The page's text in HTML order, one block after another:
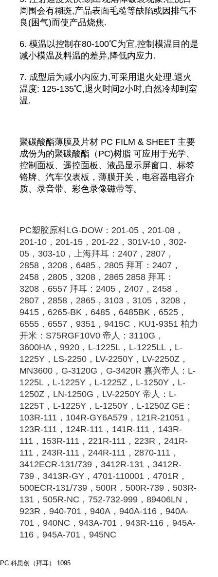
周围会有糊斑,产品表面毛糙等缺陷或因排气不
良(困气)而使产品烧焦.
6. 模温以控制在80-100℃为宜,控制模温目的是
减小模温及料温的差异,降低内应力.
7. 成型后为减小内应力,可采用退火处理,退火
温度: 125-135℃,退火时间2小时,自然冷却到室
温.
聚碳酸酯薄膜及片材 PC FILM & SHEET 主要
成份为的聚碳酸酯（PC)树脂 可应用于光学、
控制面板、遥控面板、液晶显示屏窗口、标签
铬牌、汽车仪表板，薄膜开关，电容器电容介
质、录音带、彩色录像磁带等。
PC塑胶原料LG-DOW：201-05，201-08，
201-10，201-15，201-22，301V-10，302-
05，303-10， 上海拜耳 ：2407，2807，
2858，3208，6485， 2805 拜耳 ：2407，
2458， 2805 ，3208，2865 2858 拜耳 ：
3208，6557 拜耳 ：2405，2407，2458，
2807，2858，2865，3103，3105，3208，
9415，6265-BK，6485，6485BK，6525，
6555，6557，9351，9415C，KU1-9351 柏力
开米：S75RGF10V0 帝人：3110G，
3600HA，9920，L-1225L，L-1225LL，L-
1225Y，LS-2250，LV-2250Y，LV-2250Z，
MN3600，G-3120G，G-3420R 嘉兴帝人：L-
1225L，L-1225Y，L-1225Z，L-1250Y，L-
1250Z，LN-1250G，LV-2250Y 帝人：L-
1225T，L-1225Y，L-1250Y，L-1250Z GE：
103R-111，104R-GY6A579，121R-21051，
123R-111，124R-111，141R-111，143R-
111，153R-111，221R-111，223R，241R-
111，243R-111，244R-111，2870-111，
3412ECR-131/739，3412R-131，3412R-
739，3413R-GY，4701-110001，4701R，
500ECR-131/739，500R，500R-739，503R-
131，505R-NC，752-732-999，89406LN，
923R，940-701，940A，940A-116，940A-
701，940NC，943A-701，943R-116，945A-
116，945A-701，945NC
PC 科思创（拜耳） 1095